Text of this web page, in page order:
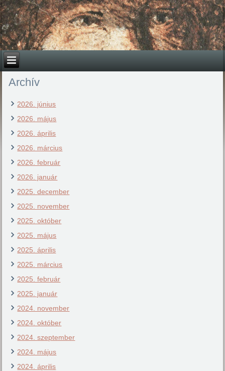
Archív
2026. június
2026. május
2026. április
2026. március
2026. február
2026. január
2025. december
2025. november
2025. október
2025. május
2025. április
2025. március
2025. február
2025. január
2024. november
2024. október
2024. szeptember
2024. május
2024. április